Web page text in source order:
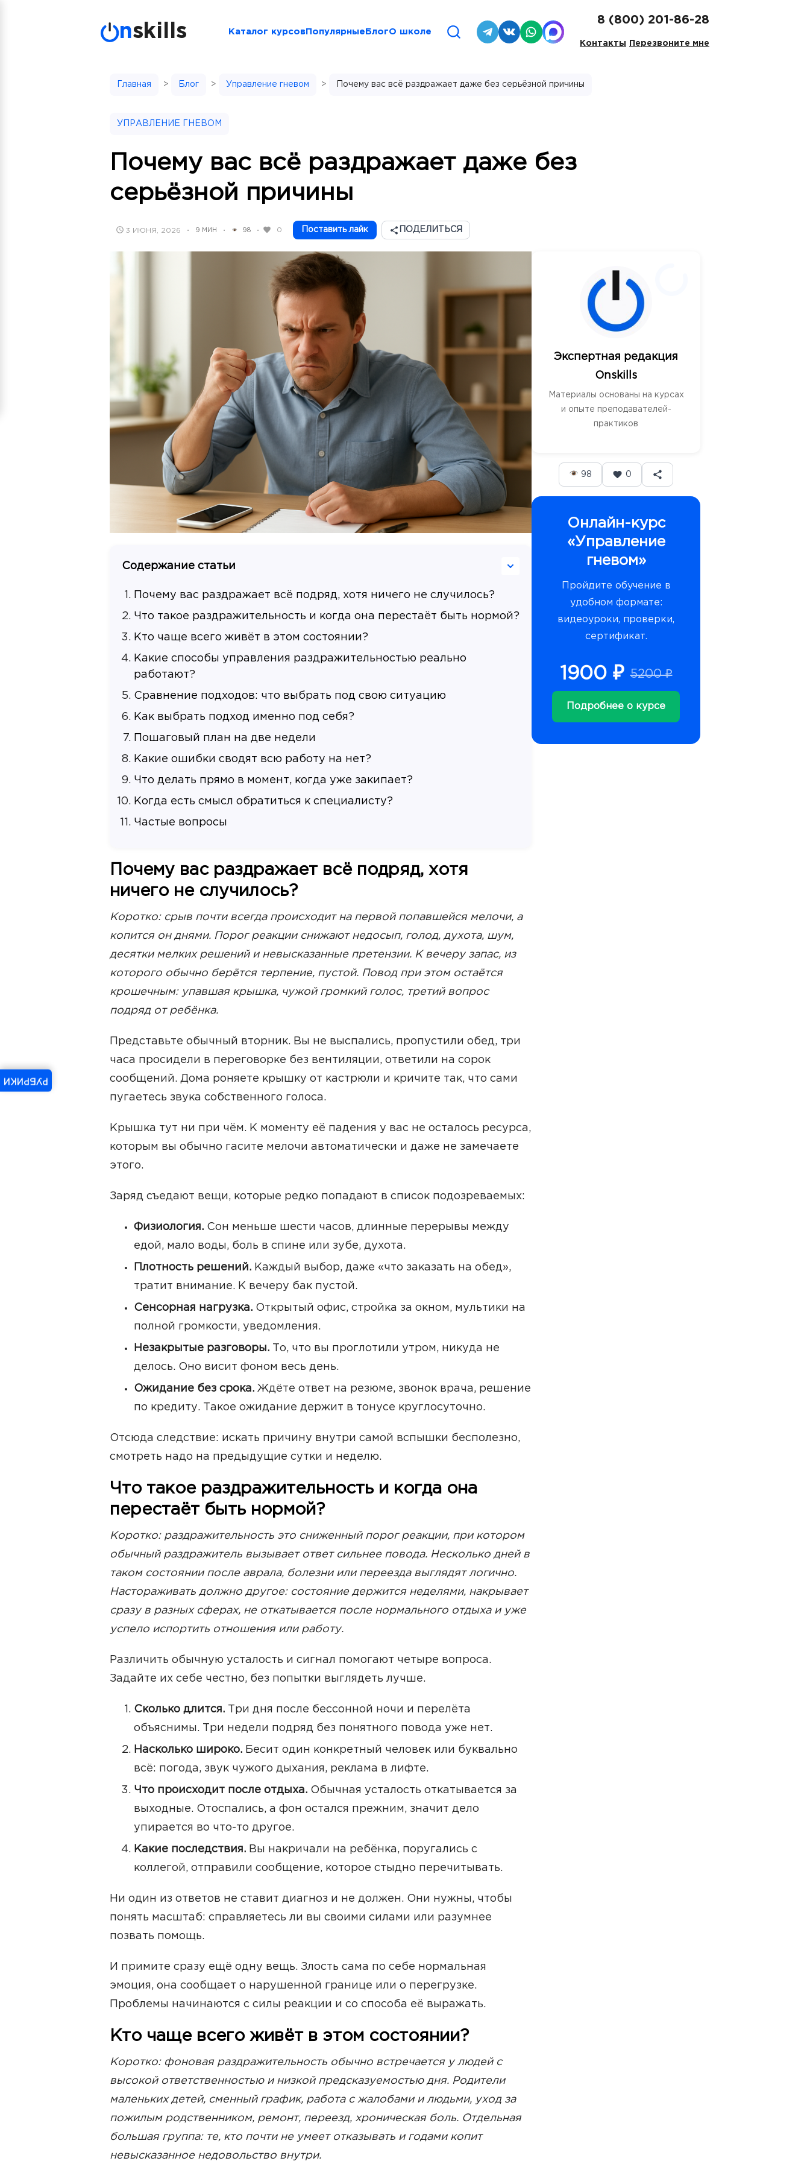
nskills Каталог курсовПопулярные БлогО школе
8 (800) 201-86-28
Контакты Перезвоните мне
Главная > Блог > Управление гневом > Почему вас всё раздражает даже без серьёзной причины
УПРАВЛЕНИЕ ГНЕВОМ
Почему вас всё раздражает даже без
серьёзной причины
POSTED
3 ИЮНЯ, 2026 • 9 МИН • 98 • 0 Поставить лайк ПОДЕЛИТЬСЯ
Содержание статьи
Почему вас раздражает всё подряд, хотя ничего не случилось?
Что такое раздражительность и когда она перестаёт быть нормой?
Кто чаще всего живёт в этом состоянии?
Какие способы управления раздражительностью реально
работают?
Сравнение подходов: что выбрать под свою ситуацию
Как выбрать подход именно под себя?
Пошаговый план на две недели
Какие ошибки сводят всю работу на нет?
Что делать прямо в момент, когда уже закипает?
Когда есть смысл обратиться к специалисту?
Частые вопросы
Почему вас раздражает всё подряд, хотя
ничего не случилось?
Коротко: срыв почти всегда происходит на первой попавшейся мелочи, а
копится он днями. Порог реакции снижают недосып, голод, духота, шум,
десятки мелких решений и невысказанные претензии. К вечеру запас, из
которого обычно берётся терпение, пустой. Повод при этом остаётся
крошечным: упавшая крышка, чужой громкий голос, третий вопрос
подряд от ребёнка.
Представьте обычный вторник. Вы не выспались, пропустили обед, три
часа просидели в переговорке без вентиляции, ответили на сорок
сообщений. Дома роняете крышку от кастрюли и кричите так, что сами
пугаетесь звука собственного голоса.
Крышка тут ни при чём. К моменту её падения у вас не осталось ресурса,
которым вы обычно гасите мелочи автоматически и даже не замечаете
этого.
Заряд съедают вещи, которые редко попадают в список подозреваемых:
Физиология. Сон меньше шести часов, длинные перерывы между
едой, мало воды, боль в спине или зубе, духота.
Плотность решений. Каждый выбор, даже «что заказать на обед»,
тратит внимание. К вечеру бак пустой.
Сенсорная нагрузка. Открытый офис, стройка за окном, мультики на
полной громкости, уведомления.
Незакрытые разговоры. То, что вы проглотили утром, никуда не
делось. Оно висит фоном весь день.
Ожидание без срока. Ждёте ответ на резюме, звонок врача, решение
по кредиту. Такое ожидание держит в тонусе круглосуточно.
Отсюда следствие: искать причину внутри самой вспышки бесполезно,
смотреть надо на предыдущие сутки и неделю.
Что такое раздражительность и когда она
перестаёт быть нормой?
Коротко: раздражительность это сниженный порог реакции, при котором
обычный раздражитель вызывает ответ сильнее повода. Несколько дней в
таком состоянии после аврала, болезни или переезда выглядят логично.
Настораживать должно другое: состояние держится неделями, накрывает
сразу в разных сферах, не откатывается после нормального отдыха и уже
успело испортить отношения или работу.
Различить обычную усталость и сигнал помогают четыре вопроса.
Задайте их себе честно, без попытки выглядеть лучше.
Сколько длится. Три дня после бессонной ночи и перелёта
объяснимы. Три недели подряд без понятного повода уже нет.
Насколько широко. Бесит один конкретный человек или буквально
всё: погода, звук чужого дыхания, реклама в лифте.
Что происходит после отдыха. Обычная усталость откатывается за
выходные. Отоспались, а фон остался прежним, значит дело
упирается во что-то другое.
Какие последствия. Вы накричали на ребёнка, поругались с
коллегой, отправили сообщение, которое стыдно перечитывать.
Ни один из ответов не ставит диагноз и не должен. Они нужны, чтобы
понять масштаб: справляетесь ли вы своими силами или разумнее
позвать помощь.
И примите сразу ещё одну вещь. Злость сама по себе нормальная
эмоция, она сообщает о нарушенной границе или о перегрузке.
Проблемы начинаются с силы реакции и со способа её выражать.
Кто чаще всего живёт в этом состоянии?
Коротко: фоновая раздражительность обычно встречается у людей с
высокой ответственностью и низкой предсказуемостью дня. Родители
маленьких детей, сменный график, работа с жалобами и людьми, уход за
пожилым родственником, ремонт, переезд, хроническая боль. Отдельная
большая группа: те, кто почти не умеет отказывать и годами копит
невысказанное недовольство внутри.
Экспертная редакция
Onskills
Материалы основаны на курсах
и опыте преподавателей-
практиков
98 0
Онлайн-курс
«Управление
гневом»
Пройдите обучение в
удобном формате:
видеоуроки, проверки,
сертификат.
1900 ₽ 5200 ₽
Подробнее о курсе
РУБРИКИ